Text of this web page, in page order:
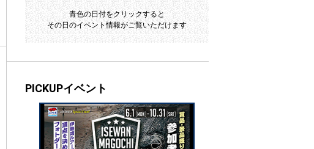
青色の日付をクリックすると
その日のイベント情報がご覧いただけます
PICKUPイベント